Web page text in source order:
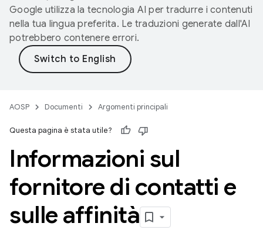
Google utilizza la tecnologia AI per tradurre i contenuti
nella tua lingua preferita. Le traduzioni generate dall'AI
potrebbero contenere errori.
AOSP Documenti Argomenti principali
Questa pagina è stata utile?
Informazioni sul
fornitore di contatti e
sulle affinità